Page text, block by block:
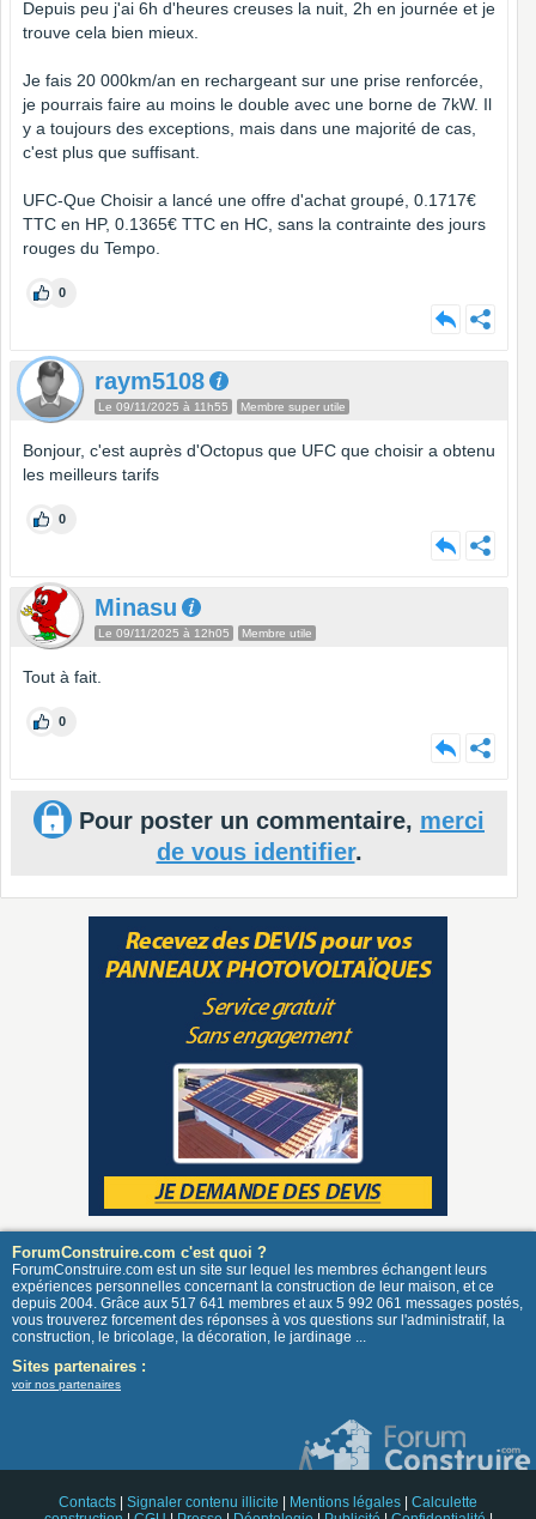
Depuis peu j'ai 6h d'heures creuses la nuit, 2h en journée et je
trouve cela bien mieux.
Je fais 20 000km/an en rechargeant sur une prise renforcée,
je pourrais faire au moins le double avec une borne de 7kW. Il
y a toujours des exceptions, mais dans une majorité de cas,
c'est plus que suffisant.
UFC-Que Choisir a lancé une offre d'achat groupé, 0.1717€
TTC en HP, 0.1365€ TTC en HC, sans la contrainte des jours
rouges du Tempo.
0
raym5108
Le 09/11/2025 à 11h55 Membre super utile
Bonjour, c'est auprès d'Octopus que UFC que choisir a obtenu
les meilleurs tarifs
0
Minasu
Le 09/11/2025 à 12h05 Membre utile
Tout à fait.
0
Pour poster un commentaire, merci
de vous identifier.
ForumConstruire.com c'est quoi ?
ForumConstruire.com est un site sur lequel les membres échangent leurs
expériences personnelles concernant la construction de leur maison, et ce
depuis 2004. Grâce aux 517 641 membres et aux 5 992 061 messages postés,
vous trouverez forcement des réponses à vos questions sur l'administratif, la
construction, le bricolage, la décoration, le jardinage ...
Sites partenaires :
voir nos partenaires
Contacts Signaler contenu illicite Mentions légales
Calculette